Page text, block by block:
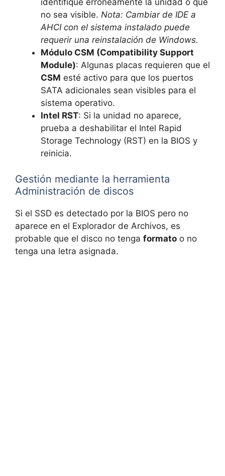
identifique erróneamente la unidad o que
no sea visible. Nota: Cambiar de IDE a
AHCI con el sistema instalado puede
requerir una reinstalación de Windows.
Módulo CSM (Compatibility Support
Module): Algunas placas requieren que el
CSM esté activo para que los puertos
SATA adicionales sean visibles para el
sistema operativo.
Intel RST: Si la unidad no aparece,
prueba a deshabilitar el Intel Rapid
Storage Technology (RST) en la BIOS y
reinicia.
Gestión mediante la herramienta
Administración de discos
Si el SSD es detectado por la BIOS pero no
aparece en el Explorador de Archivos, es
probable que el disco no tenga formato o no
tenga una letra asignada.